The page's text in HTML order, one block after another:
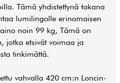
Tämä yhdistettynä takana
lumilingolle erinomaisen
noin 99 kg, Tämä on
jotka etsivät voimaa ja
tinkimättä.
vahvalla 420 cm:n Loncin-